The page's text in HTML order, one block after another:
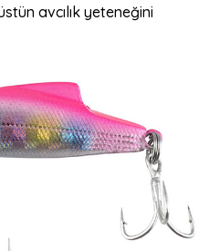
avcılık yeteneğini